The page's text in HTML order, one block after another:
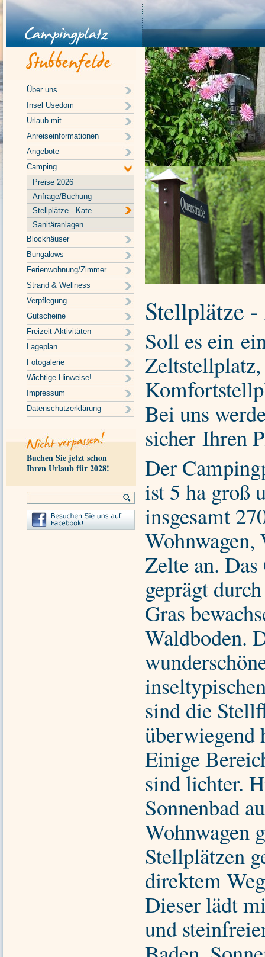
Über uns
Insel Usedom
Urlaub mit...
Anreiseinformationen
Angebote
Camping
Preise 2026
Anfrage/Buchung
Stellplätze - Kate...
Sanitäranlagen
Blockhäuser
Bungalows
Ferienwohnung/Zimmer
Strand & Wellness
Verpflegung
Gutscheine
Freizeit-Aktivitäten
Lageplan
Fotogalerie
Wichtige Hinweise!
Impressum
Datenschutzerklärung
Buchen Sie jetzt schon
Ihren Urlaub für 2028!
Stellplätze
Soll es ein
Bei uns
sicher Ihren
Der
ist 5 ha groß
insgesamt
Zelte an.
geprägt
Gras
Waldboden.
sind die
überwiegend
Einige
sind lichter.
Sonnenbad
Wohnwagen
Stellplätzen
direktem
Dieser lädt
und